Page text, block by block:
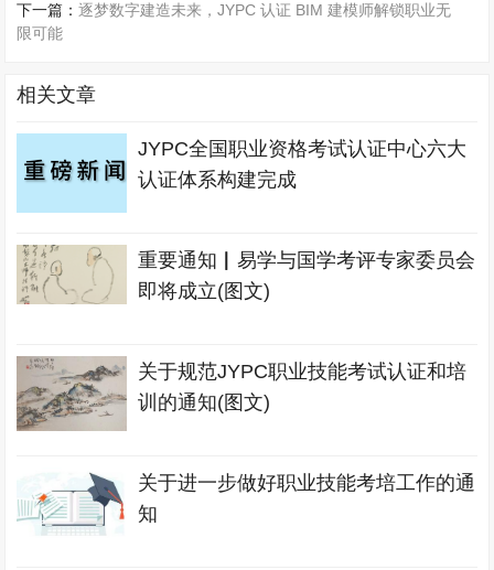
下一篇：逐梦数字建造未来，JYPC 认证 BIM 建模师解锁职业无
限可能
相关文章
JYPC全国职业资格考试认证中心六大
认证体系构建完成
重要通知▏易学与国学考评专家委员会
即将成立(图文)
关于规范JYPC职业技能考试认证和培
训的通知(图文)
关于进一步做好职业技能考培工作的通
知